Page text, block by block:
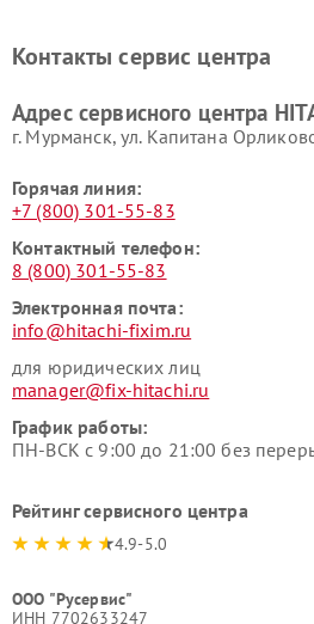
данных HITACHI
HITACHI
Контакты сервис центра
Адрес сервисного центра
г. Мурманск, ул. Капитана
Горячая линия:
+7 (800) 301-55-83
Контактный телефон:
8 (800) 301-55-83
Электронная почта:
info@hitachi-fixim.ru
для юридических лиц
manager@fix-hitachi.ru
График работы:
ПН-ВСК с 9:00 до 21:00 без
Рейтинг сервисного центра
4.9-5.0
ООО "Русервис"
ИНН 7702633247